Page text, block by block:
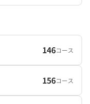
146コース
156コース